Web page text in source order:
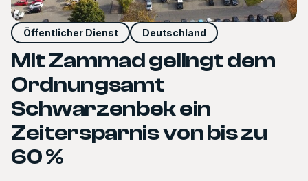
Öffentlicher Dienst Deutschland
Mit Zammad gelingt dem
Ordnungsamt
Schwarzenbek ein
Zeitersparnis von bis zu
60 %